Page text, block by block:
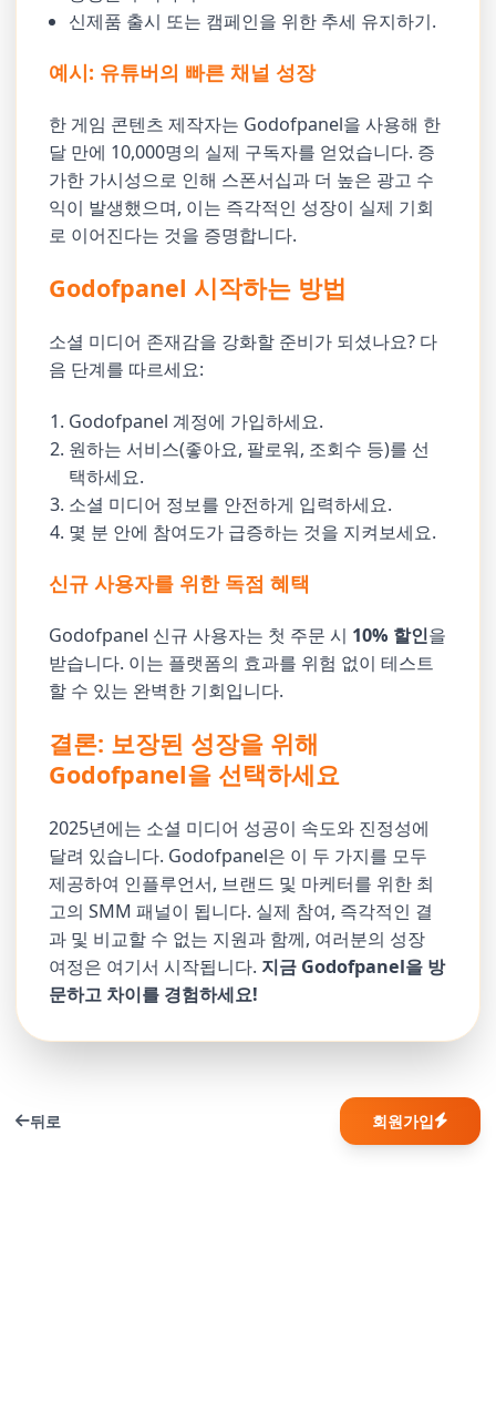
신제품 출시 또는 캠페인을 위한 추세 유지하기.
예시: 유튜버의 빠른 채널 성장
한 게임 콘텐츠 제작자는 Godofpanel을 사용해 한
달 만에 10,000명의 실제 구독자를 얻었습니다. 증
가한 가시성으로 인해 스폰서십과 더 높은 광고 수
익이 발생했으며, 이는 즉각적인 성장이 실제 기회
로 이어진다는 것을 증명합니다.
Godofpanel 시작하는 방법
소셜 미디어 존재감을 강화할 준비가 되셨나요? 다
음 단계를 따르세요:
Godofpanel 계정에 가입하세요.
원하는 서비스(좋아요, 팔로워, 조회수 등)를 선
택하세요.
소셜 미디어 정보를 안전하게 입력하세요.
몇 분 안에 참여도가 급증하는 것을 지켜보세요.
신규 사용자를 위한 독점 혜택
Godofpanel 신규 사용자는 첫 주문 시 10% 할인을
받습니다. 이는 플랫폼의 효과를 위험 없이 테스트
할 수 있는 완벽한 기회입니다.
결론: 보장된 성장을 위해
Godofpanel을 선택하세요
2025년에는 소셜 미디어 성공이 속도와 진정성에
달려 있습니다. Godofpanel은 이 두 가지를 모두
제공하여 인플루언서, 브랜드 및 마케터를 위한 최
고의 SMM 패널이 됩니다. 실제 참여, 즉각적인 결
과 및 비교할 수 없는 지원과 함께, 여러분의 성장
여정은 여기서 시작됩니다. 지금 Godofpanel을 방
문하고 차이를 경험하세요!
뒤로 회원가입